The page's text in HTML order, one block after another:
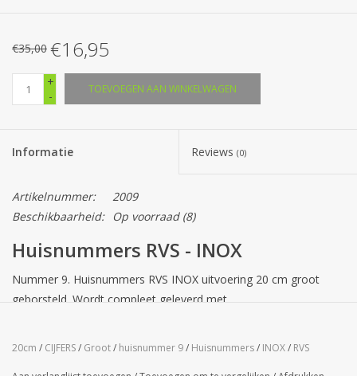
€35,00 €16,95
+
-
TOEVOEGEN AAN WINKELWAGEN
Informatie Reviews (0)
Artikelnummer:
2009
Beschikbaarheid:
Op voorraad(8)
Huisnummers RVS - INOX
Nummer 9. Huisnummers RVS INOX uitvoering 20 cm groot
geborsteld. Wordt compleet geleverd met
Cijfers zijn voorzien van drie afstandsbussen aan de achterzijde
20cm / CIJFERS/ Groot/ huisnummer 9/ Huisnummers/ INOX/ RVS